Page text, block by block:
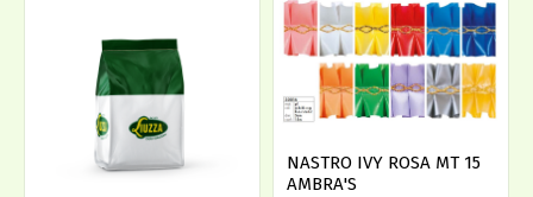
NASTRO IVY ROSA MT 15
AMBRA'S